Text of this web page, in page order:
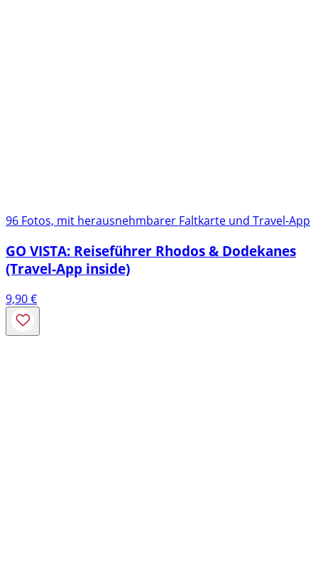
96 Fotos, mit herausnehmbarer Faltkarte und Travel-App
GO VISTA: Reiseführer Rhodos & Dodekanes
(Travel-App inside)
9,90€